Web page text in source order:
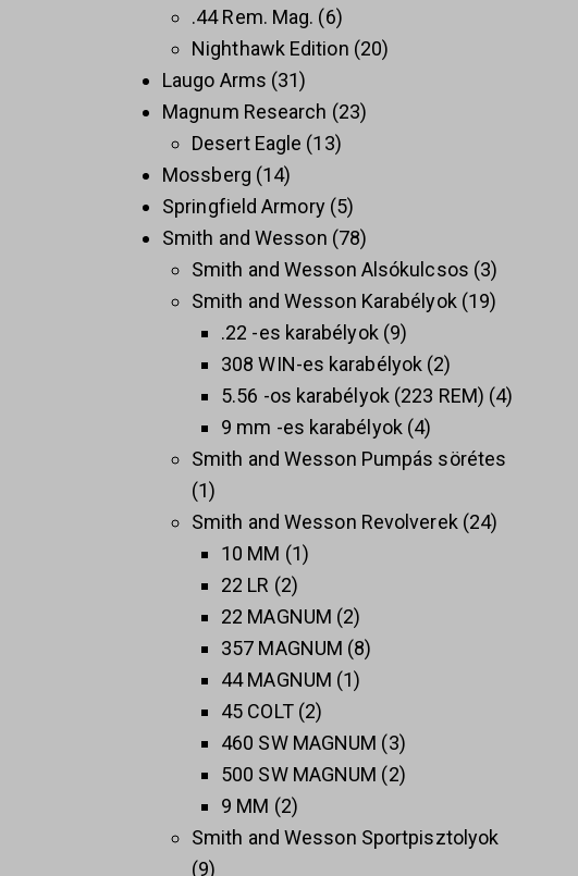
.44 Rem. Mag.
6
Nighthawk Edition 20
Laugo Arms 31
Magnum Research 23
Desert Eagle 13
Mossberg 14
Springfield Armory 5
Smith and Wesson 78
Smith and Wesson Alsókulcsos 3
Smith and Wesson Karabélyok 19
.22 -es karabélyok 9
308 WIN-es karabélyok 2
5.56 -os karabélyok (223 REM) 4
9 mm -es karabélyok 4
Smith and Wesson Pumpás sörétes
1
Smith and Wesson Revolverek 24
10 MM 1
22 LR 2
22 MAGNUM 2
357 MAGNUM 8
44 MAGNUM 1
45 COLT 2
460 SW MAGNUM
3
500 SW MAGNUM
2
9 MM 2
Smith and Wesson Sportpisztolyok
9